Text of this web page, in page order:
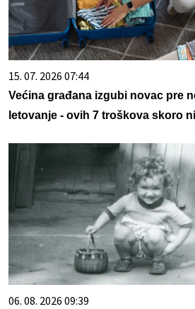
15. 07. 2026 07:44
Većina građana izgubi novac pre
letovanje - ovih 7 troškova skoro
06. 08. 2026 09:39